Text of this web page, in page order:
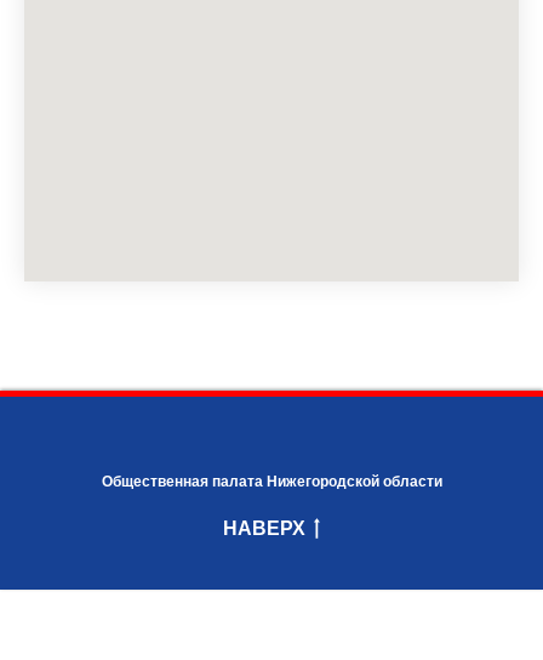
Общественная палата Нижегородской области
НАВЕРХ